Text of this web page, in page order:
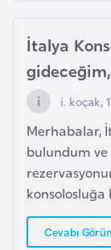
İtalya
i. koçak,
Merhabalar,
bulundum
konsolosluğa
Cevabı
Ç
a
d
Ç
e
k
C
u
m
h
u